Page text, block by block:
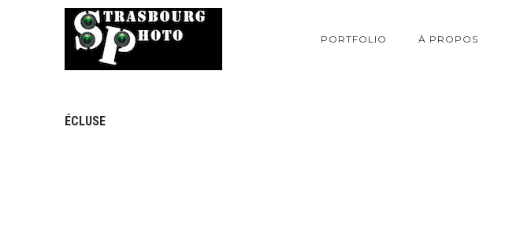
PORTFOLIO À PROPOS
ÉCLUSE